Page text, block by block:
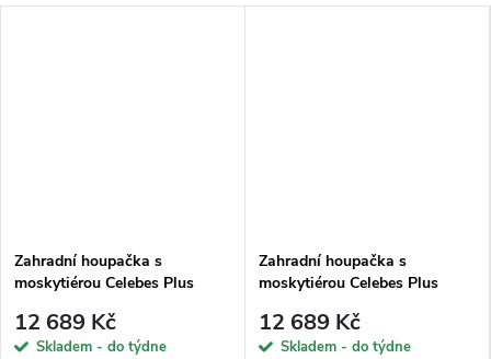
Zahradní houpačka s
moskytiérou Celebes Plus
12 689 Kč
Skladem - do týdne
Zahradní houpačka s
moskytiérou Celebes Plus
12 689 Kč
Skladem - do týdne